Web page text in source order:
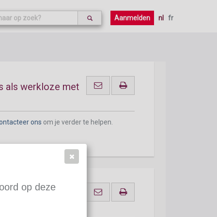
Aanmelden nl fr
ons om je verder te helpen.
als werkloze met
ons om je verder te helpen.
werkloze met
op deze